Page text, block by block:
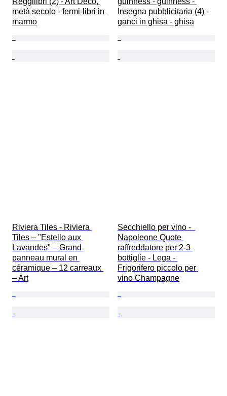
metà secolo - fermi-libri in
marmo
Insegna pubblicitaria (4) -
ganci in ghisa - ghisa
Riviera Tiles - Riviera
Tiles – "Estello aux
Lavandes" – Grand
panneau mural en
céramique – 12 carreaux
– Art
Secchiello per vino -
Napoleone Quote
raffreddatore per 2-3
bottiglie - Lega -
Frigorifero piccolo per
vino Champagne